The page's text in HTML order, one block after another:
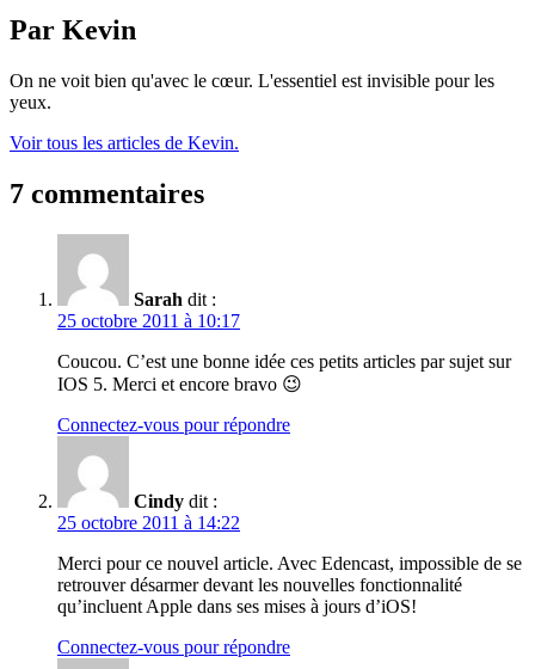
Par Kevin
On ne voit bien qu'avec le cœur. L'essentiel est invisible pour les
yeux.
Voir tous les articles de Kevin.
7 commentaires
Sarah dit :
25 octobre 2011 à 10:17
Coucou. C’est une bonne idée ces petits articles par sujet sur
IOS 5. Merci et encore bravo 😉
Connectez-vous pour répondre
Cindy dit :
25 octobre 2011 à 14:22
Merci pour ce nouvel article. Avec Edencast, impossible de se
retrouver désarmer devant les nouvelles fonctionnalité
qu’incluent Apple dans ses mises à jours d’iOS!
Connectez-vous pour répondre